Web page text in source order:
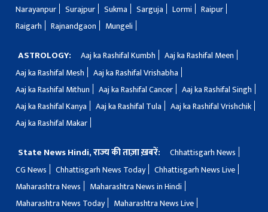
Narayanpur
Surajpur Sukma Sarguja Lormi
Raipur
Raigarh
Rajnandgaon Mungeli
ASTROLOGY: Aaj ka Rashifal Kumbh
Aaj ka Rashifal Meen
Aaj ka Rashifal Mesh
Aaj ka Rashifal Vrishabha
Aaj ka Rashifal Mithun
Aaj ka Rashifal Cancer
Aaj ka Rashifal Singh
Aaj ka Rashifal Kanya
Aaj ka Rashifal Tula
Aaj ka Rashifal Vrishchik
Aaj ka Rashifal Makar
State News Hindi, राज्य की ताज़ा ख़बरें:
Chhattisgarh News
CG News
Chhattisgarh News Today
Chhattisgarh News Live
Maharashtra News
Maharashtra News in Hindi
Maharashtra News Today
Maharashtra News Live